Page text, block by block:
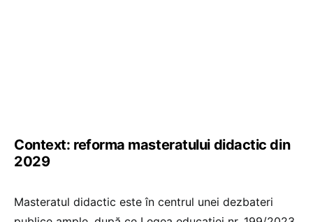
Context: reforma masteratului didactic din
2029
Masteratul didactic este în centrul unei dezbateri